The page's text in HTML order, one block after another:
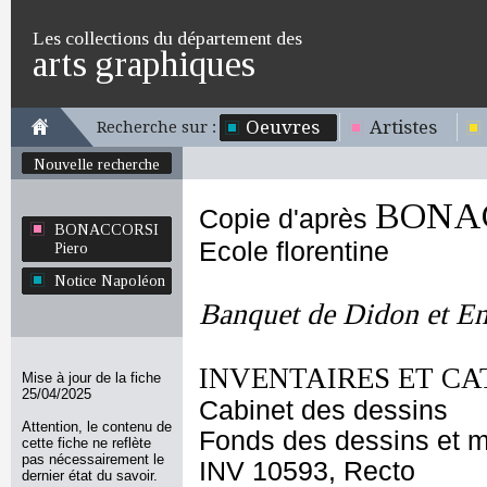
Les collections du département des
arts graphiques
Recherche sur : Oeuvres Artistes
Nouvelle recherche
BONACCORSI
Piero
Notice Napoléon
Mise à jour de la fiche
25/04/2025
Attention, le contenu de
cette fiche ne reflète
pas nécessairement le
dernier état du savoir.
Copie d'après
Ecole florentine
Banquet de Didon et
INVENTAIRES ET
Cabinet des dessins
Fonds des dessins et
INV 10593, Recto